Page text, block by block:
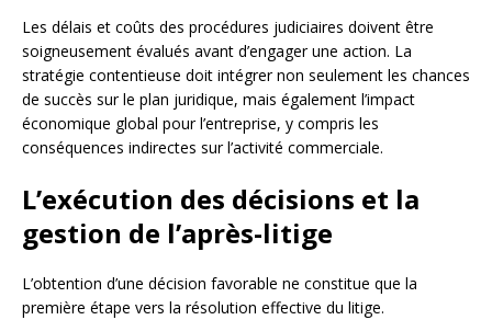
Les délais et coûts des procédures judiciaires doivent être
soigneusement évalués avant d’engager une action. La
stratégie contentieuse doit intégrer non seulement les chances
de succès sur le plan juridique, mais également l’impact
économique global pour l’entreprise, y compris les
conséquences indirectes sur l’activité commerciale.
L’exécution des décisions et la
gestion de l’après-litige
L’obtention d’une décision favorable ne constitue que la
première étape vers la résolution effective du litige.